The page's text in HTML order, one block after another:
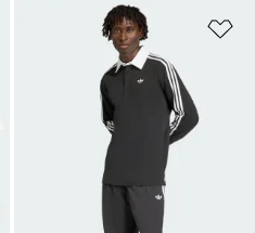
Lägg till på önskelistan